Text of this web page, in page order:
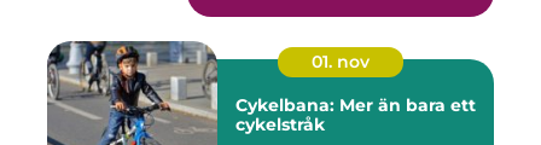
01. nov
Cykelbana: Mer än bara ett
cykelstråk